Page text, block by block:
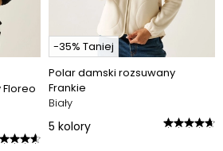
-35% Taniej
Polar damski rozsuwany
Frankie
Biały
5 kolory